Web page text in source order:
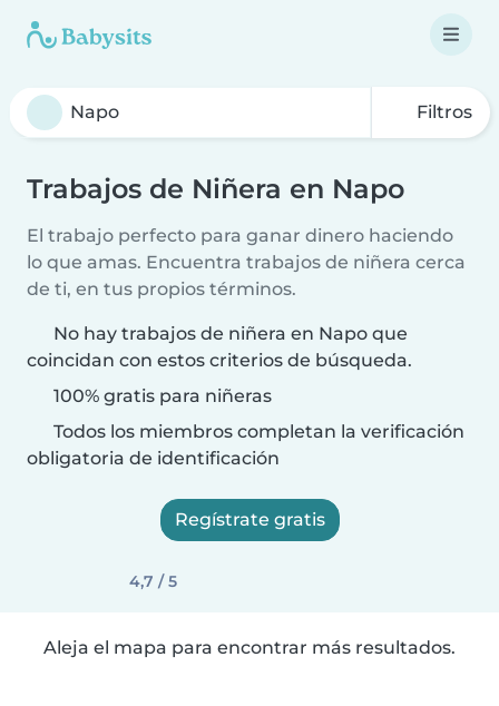
Filtros
Trabajos de Niñera en Napo
El trabajo perfecto para ganar dinero haciendo
lo que amas. Encuentra trabajos de niñera cerca
de ti, en tus propios términos.
No hay trabajos de niñera en Napo que
coincidan con estos criterios de búsqueda.
100% gratis para niñeras
Todos los miembros completan la verificación
obligatoria de identificación
Regístrate gratis
4,7 / 5
Aleja el mapa para encontrar más resultados.